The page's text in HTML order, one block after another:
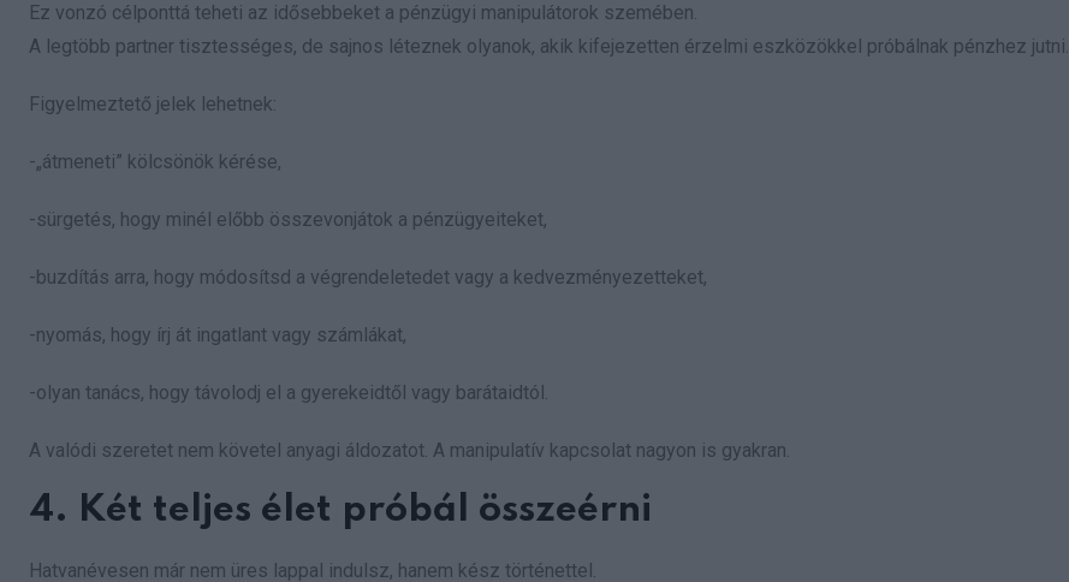
Ez vonzó célponttá teheti az idősebbeket a pénzügyi manipulátorok szemében.
A legtöbb partner tisztességes, de sajnos léteznek olyanok, akik kifejezetten érzelmi eszközökkel próbálnak pénzhez jutni.
Figyelmeztető jelek lehetnek:
-„átmeneti” kölcsönök kérése,
-sürgetés, hogy minél előbb összevonjátok a pénzügyeiteket,
-buzdítás arra, hogy módosítsd a végrendeletedet vagy a kedvezményezetteket,
-nyomás, hogy írj át ingatlant vagy számlákat,
-olyan tanács, hogy távolodj el a gyerekeidtől vagy barátaidtól.
A valódi szeretet nem követel anyagi áldozatot. A manipulatív kapcsolat nagyon is gyakran.
4. Két teljes élet próbál összeérni
Hatvanévesen már nem üres lappal indulsz, hanem kész történettel.